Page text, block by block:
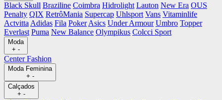
Black Skull Braziline Coimbra Hidrolight Lauton New Era OUS
Penalty QIX RetrôMania Supercap Uhlsport Vans Vitaminlife
Actvitta Adidas Fila Poker Asics Under Armour Umbro Topper
Everlast Puma New Balance Olympikus Colcci Sport
Moda
+ -
Center Fashion
Moda Feminina
+ -
Calçados
+ -